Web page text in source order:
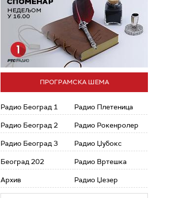
ПРОГРАМСКА ШЕМА
Радио Београд 1
Радио Београд 2
Радио Београд 3
Београд 202
Архив
Радио Плетеница
Радио Рокенролер
Радио Џубокс
Радио Вртешка
Радио Џезер